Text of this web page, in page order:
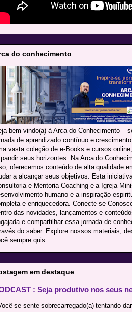
do conhecimento
bem-vindo(a) à Arca do Conhecimento –
de aprendizado contínuo e
vasta coleção de e-Books e cursos
seus horizontes. Na Arca do
oferecemos conteúdo de alta qualidade
a alcançar seus objetivos. Esta
e Mentoria Coaching e a Igreja
humano e a inspiração
e enriquecedora. Conecte-se
das novidades, lançamentos e
e compartilhar essa jornada de
do saber. Explore nossos materiais,
sempre quis.
em destaque
: Seja produtivo nos seus
se sente sobrecarregado(a) tentando